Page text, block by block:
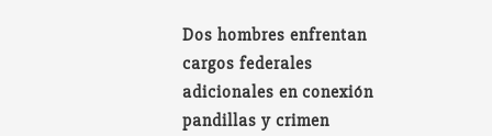
Dos hombres enfrentan
cargos federales
adicionales en conexión
pandillas y crimen